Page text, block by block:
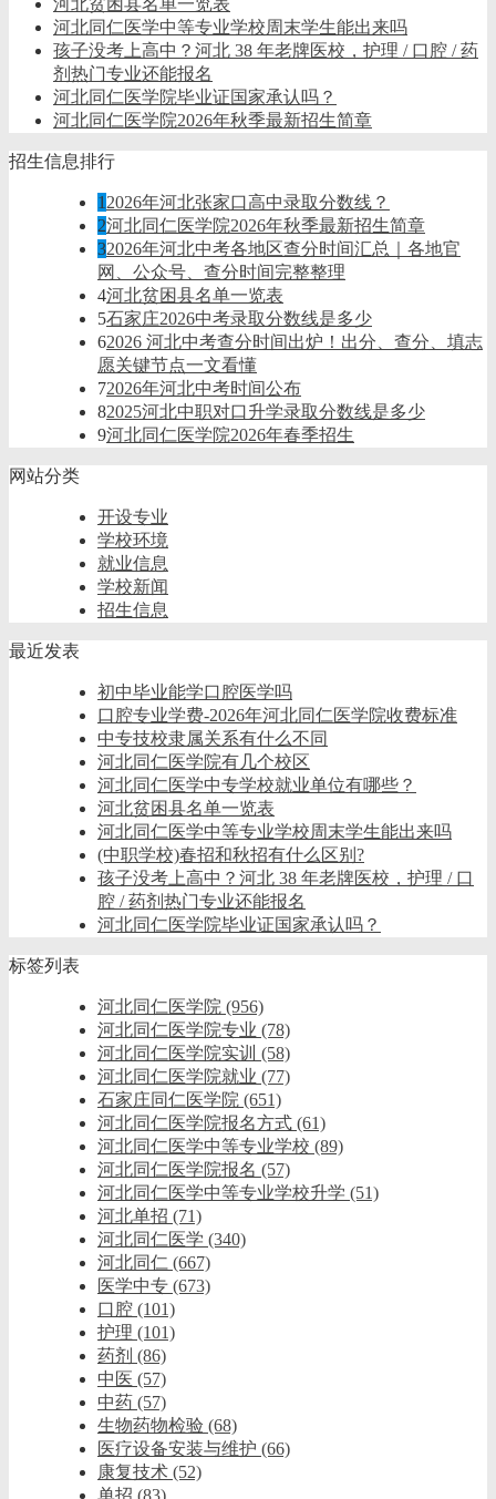
河北同仁医学中等专业学校周末学生能出来吗
孩子没考上高中？河北 38 年老牌医校，护理 / 口腔 / 药
剂热门专业还能报名
河北同仁医学院毕业证国家承认吗？
河北同仁医学院2026年秋季最新招生简章
招生信息排行
1 2026年河北张家口高中录取分数线？
2河北同仁医学院2026年秋季最新招生简章
32026年河北中考各地区查分时间汇总｜各地官
网、公众号、查分时间完整整理
4河北贫困县名单一览表
5石家庄2026中考录取分数线是多少
62026 河北中考查分时间出炉！出分、查分、填志
愿关键节点一文看懂
72026年河北中考时间公布
82025河北中职对口升学录取分数线是多少
9河北同仁医学院2026年春季招生
网站分类
开设专业
学校环境
就业信息
学校新闻
招生信息
最近发表
初中毕业能学口腔医学吗
口腔专业学费-2026年河北同仁医学院收费标准
中专技校隶属关系有什么不同
河北同仁医学院有几个校区
河北同仁医学中专学校就业单位有哪些？
河北贫困县名单一览表
河北同仁医学中等专业学校周末学生能出来吗
(中职学校)春招和秋招有什么区别?
孩子没考上高中？河北 38 年老牌医校，护理 / 口
腔 / 药剂热门专业还能报名
河北同仁医学院毕业证国家承认吗？
标签列表
河北同仁医学院 (956)
河北同仁医学院专业 (78)
河北同仁医学院实训 (58)
河北同仁医学院就业 (77)
石家庄同仁医学院 (651)
河北同仁医学院报名方式 (61)
河北同仁医学中等专业学校 (89)
河北同仁医学院报名 (57)
河北同仁医学中等专业学校升学 (51)
河北单招 (71)
河北同仁医学 (340)
河北同仁 (667)
医学中专 (673)
口腔 (101)
护理 (101)
药剂 (86)
中医 (57)
中药 (57)
生物药物检验 (68)
医疗设备安装与维护 (66)
康复技术 (52)
单招 (83)